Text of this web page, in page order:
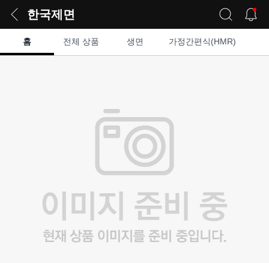
한국제면
홈 전체 상품 생면 가정간편식(HMR)